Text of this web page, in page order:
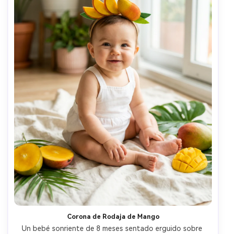
Corona de Rodaja de Mango
Un bebé sonriente de 8 meses sentado erguido sobre